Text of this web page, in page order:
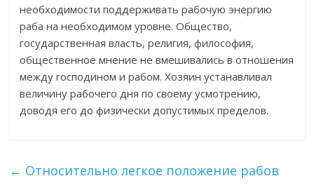
необходимости поддерживать рабочую энергию
раба на необходимом уровне. Общество,
государственная власть, религия, философия,
общественное мнение не вмешивались в отношения
между господином и рабом. Хозяин устанавливал
величину рабочего дня по своему усмотрению,
доводя его до физически допустимых пределов.
← Относительно легкое положение рабов